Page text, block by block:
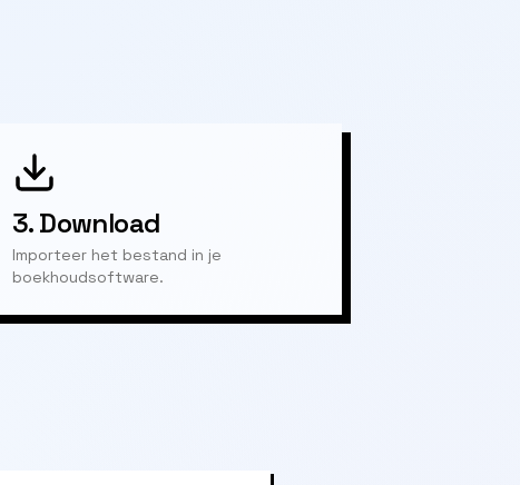
3.Download
Importeer het bestand in je
boekhoudsoftware.